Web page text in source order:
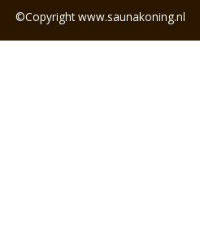
©Copyright www.saunakoning.nl